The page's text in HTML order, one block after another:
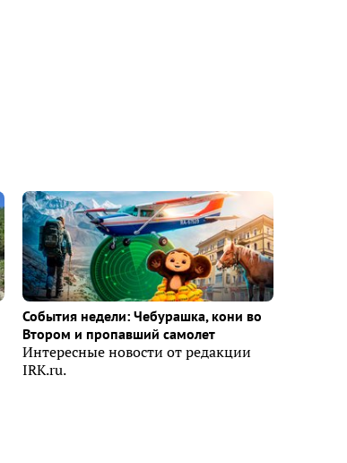
События недели: Чебурашка, кони во
Втором и пропавший самолет
Интересные новости от редакции
IRK.ru.